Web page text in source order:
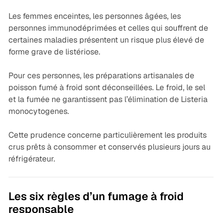
Les femmes enceintes, les personnes âgées, les
personnes immunodéprimées et celles qui souffrent de
certaines maladies présentent un risque plus élevé de
forme grave de listériose.
Pour ces personnes, les préparations artisanales de
poisson fumé à froid sont déconseillées. Le froid, le sel
et la fumée ne garantissent pas l’élimination de Listeria
monocytogenes.
Cette prudence concerne particulièrement les produits
crus prêts à consommer et conservés plusieurs jours au
réfrigérateur.
Les six règles d’un fumage à froid
responsable